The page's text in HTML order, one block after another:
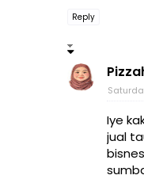
Reply
Iye
jual